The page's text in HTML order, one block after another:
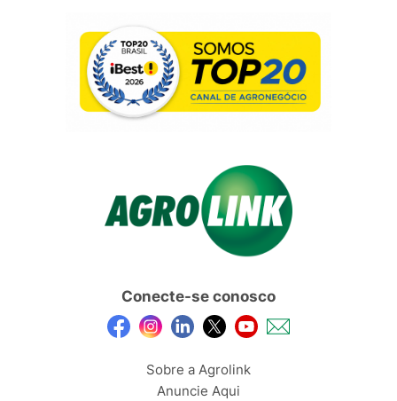
Conecte-se conosco
Sobre a Agrolink
Anuncie Aqui